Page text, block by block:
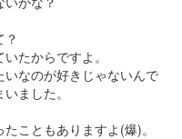
たからですよ。
なのが好きじゃないんで
ました。
こともありますよ(爆)。